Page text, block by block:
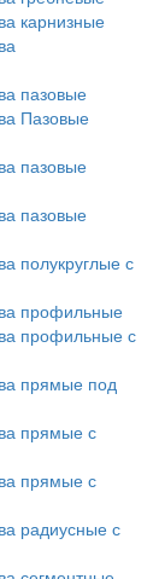
карнизные
пазовые
Пазовые
пазовые
пазовые
полукруглые с
профильные
профильные с
прямые под
прямые с
прямые с
радиусные с